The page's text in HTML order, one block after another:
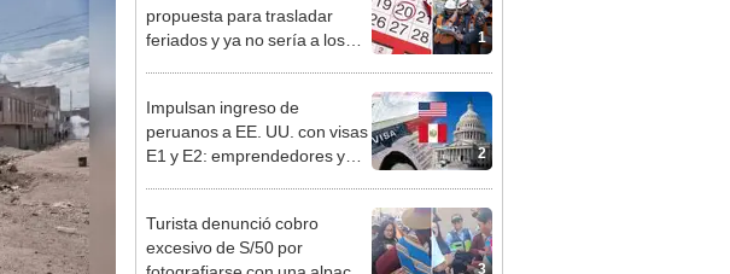
1
feriados y ya no sería a los
viernes: “Lunes es mejor día”
2
Impulsan ingreso de
peruanos a EE. UU. con visas
E1 y E2: emprendedores y
pymes serían los más
beneficiados
3
Turista denunció cobro
excesivo de S/50 por
fotografiarse con una alpaca
en Cusco: serenazgo